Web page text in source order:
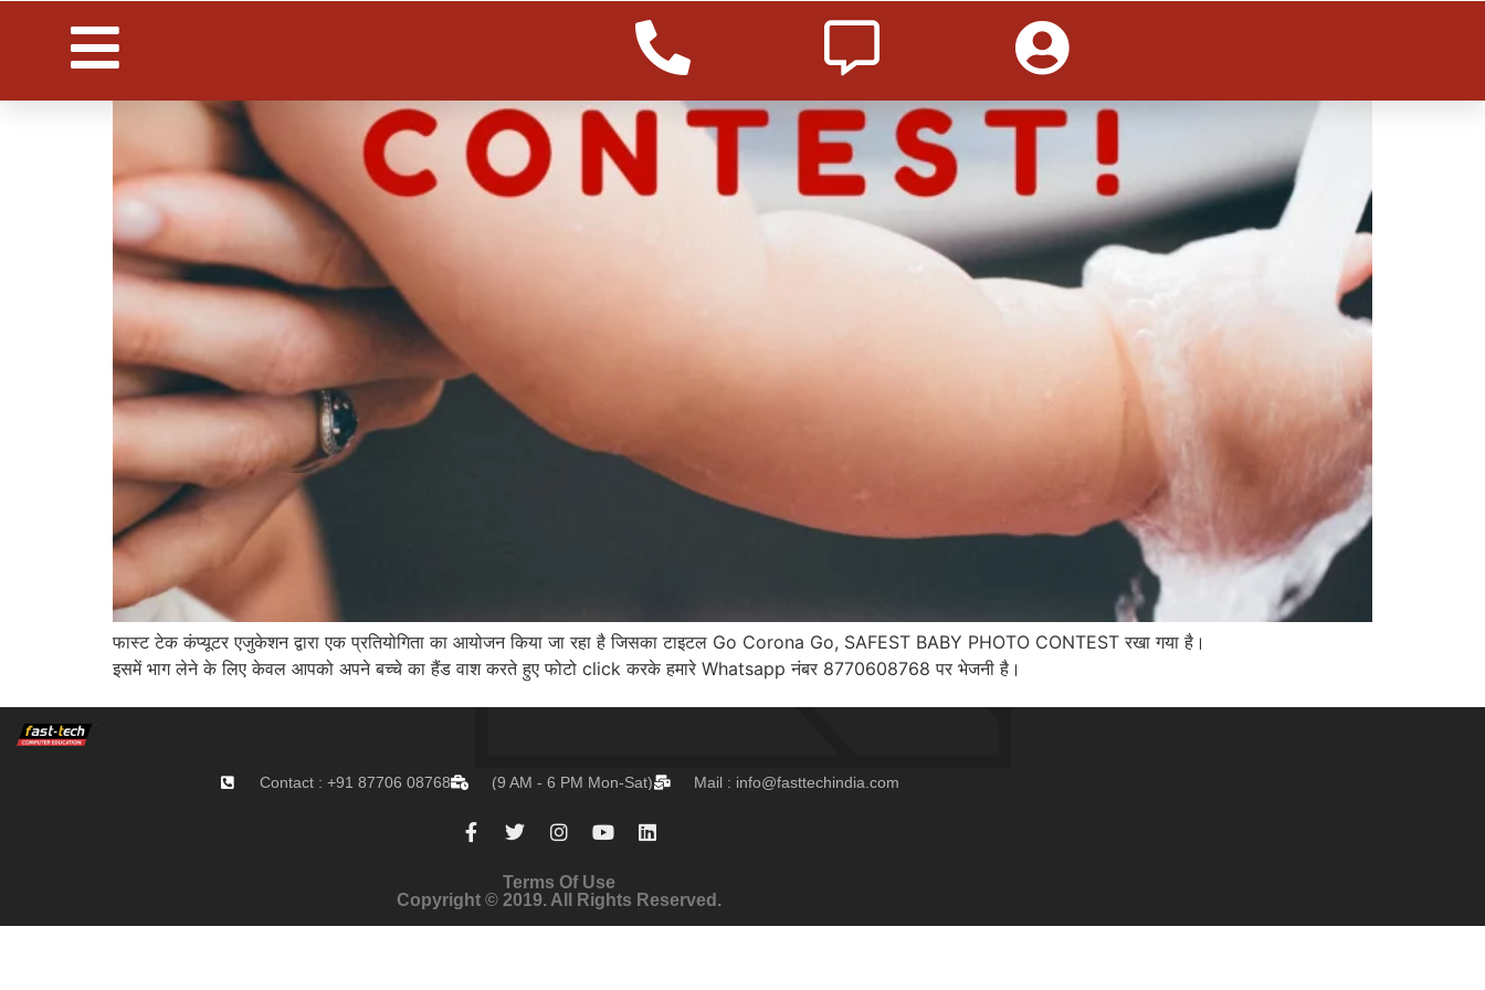
सेफेस्ट बेबी फोटो कांटेस्ट
फास्ट टेक कंप्यूटर एजुकेशन द्वारा एक प्रतियोगिता का आयोजन किया जा रहा है जिसका टाइटल Go Corona Go, SAFEST BABY PHOTO CONTEST रखा गया है।
इसमें भाग लेने के लिए केवल आपको अपने बच्चे का हैंड वाश करते हुए फोटो click करके हमारे Whatsapp नंबर 8770608768 पर भेजनी है।
Contact : +91 87706 08768 (9 AM - 6 PM Mon-Sat) Mail : info@fasttechindia.com
Terms Of Use
Copyright © 2019. All Rights Reserved.